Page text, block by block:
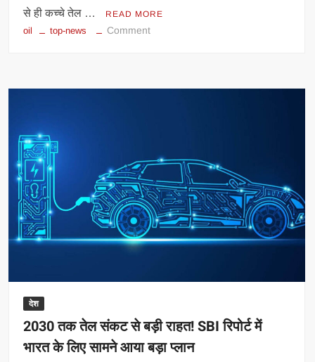
से ही कच्चे तेल … READ MORE
oil top-news Commenton
अभियान
2.5
लाख
वर्ग
किमी
देश
2030 तक तेल संकट से बड़ी राहत! SBI रिपोर्ट में
भारत के लिए सामने आया बड़ा प्लान